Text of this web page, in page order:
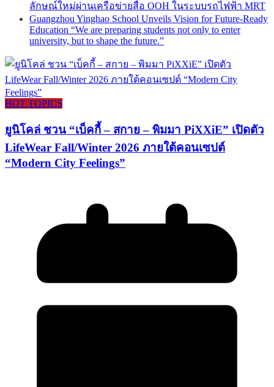
ลักษณ์ใหม่ผ่านเครือข่ายสื่อ OOH ในระบบรถไฟฟ้า MRT
Guangzhou Yinghao School Unveils Vision for Future-Ready
Education “We are preparing students not only to enter
university, but to shape the future.”
HOT TOPICS
ยูนิโคล่ ชวน “เบ็คกี้ – สกาย – พิมมา PiXXiE” เปิดตัว
LifeWear Fall/Winter 2026 ภายใต้คอนเซปต์
“Modern City Feelings”